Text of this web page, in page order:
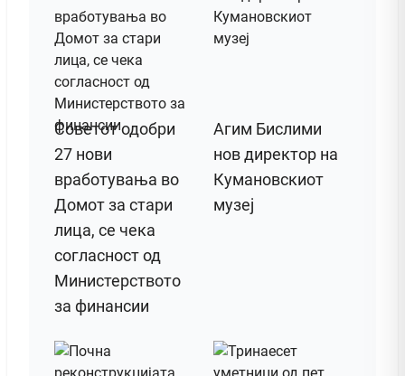
Советот одобри
27 нови
вработувања во
Домот за стари
лица, се чека
согласност од
Министерството
за финансии
Агим Бислими
нов директор на
Кумановскиот
музеј